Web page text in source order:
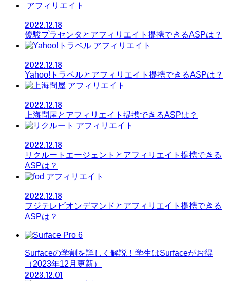
アフィリエイト
2022.12.18
優駿プラセンタとアフィリエイト提携できるASPは？
アフィリエイト
2022.12.18
Yahoo!トラベルとアフィリエイト提携できるASPは？
アフィリエイト
2022.12.18
上海問屋とアフィリエイト提携できるASPは？
アフィリエイト
2022.12.18
リクルートエージェントとアフィリエイト提携できる
ASPは？
アフィリエイト
2022.12.18
フジテレビオンデマンドとアフィリエイト提携できる
ASPは？
Surfaceの学割を詳しく解説！学生はSurfaceがお得
（2023年12月更新）
2023.12.01